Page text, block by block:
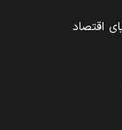
اقتصاد